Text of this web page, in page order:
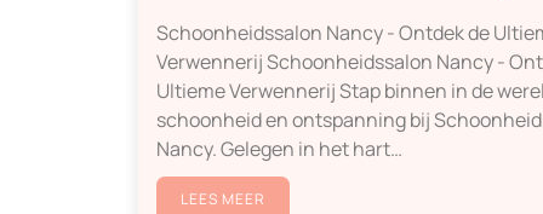
Schoonheidssalon Nancy - Ontdek de
Verwennerij Schoonheidssalon Nancy -
Ultieme Verwennerij Stap binnen in de
schoonheid en ontspanning bij
Nancy. Gelegen in het hart…
LEES MEER